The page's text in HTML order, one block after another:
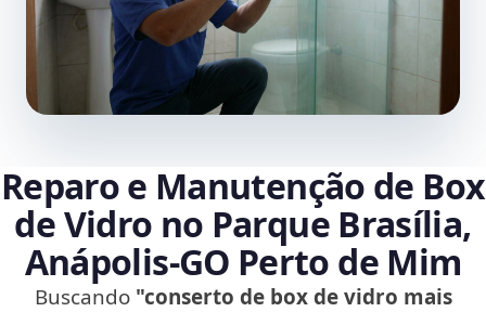
Reparo e Manutenção de Box
de Vidro no Parque Brasília,
Anápolis‑GO Perto de Mim
Buscando "conserto de box de vidro mais